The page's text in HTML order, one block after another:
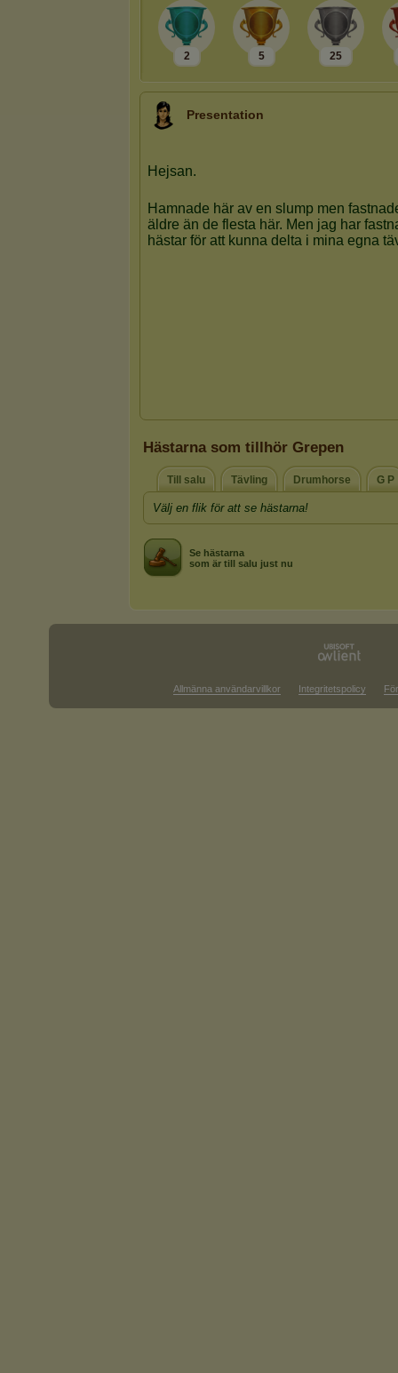
2 5 25
Presentation
Hästarna som tillhör Grepen
Till salu Tävling Drumhorse G P
Välj en flik för att se hästarna!
Se hästarna
som är till salu just nu
Allmänna användarvillkor Integritetspolicy